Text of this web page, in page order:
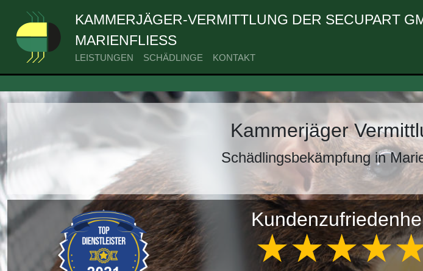
KAMMERJÄGER-VERMITTLUNG DER SECUPART
MARIENFLIESS
LEISTUNGEN SCHÄDLINGE KONTAKT
Kammerjäger
Schädlingsbekämpfung in